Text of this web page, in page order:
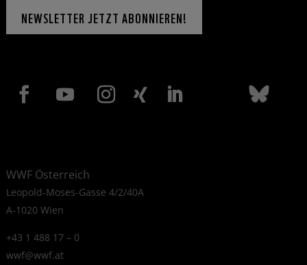
NEWSLETTER JETZT ABONNIEREN!
WWF Österreich
Leopold-Moses-Gasse 4/2/40A
A-1020 Wien
+43 1 488 17 – 0
wwf@wwf.at